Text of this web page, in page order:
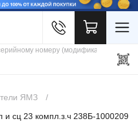
ЯМЗ
и сц 23 компл.з.ч 238Б-1000209